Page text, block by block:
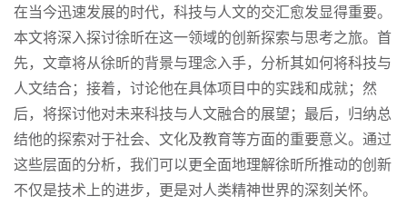
在当今迅速发展的时代，科技与人文的交汇愈发显得重要。
本文将深入探讨徐昕在这一领域的创新探索与思考之旅。首
先，文章将从徐昕的背景与理念入手，分析其如何将科技与
人文结合；接着，讨论他在具体项目中的实践和成就；然
后，将探讨他对未来科技与人文融合的展望；最后，归纳总
结他的探索对于社会、文化及教育等方面的重要意义。通过
这些层面的分析，我们可以更全面地理解徐昕所推动的创新
不仅是技术上的进步，更是对人类精神世界的深刻关怀。